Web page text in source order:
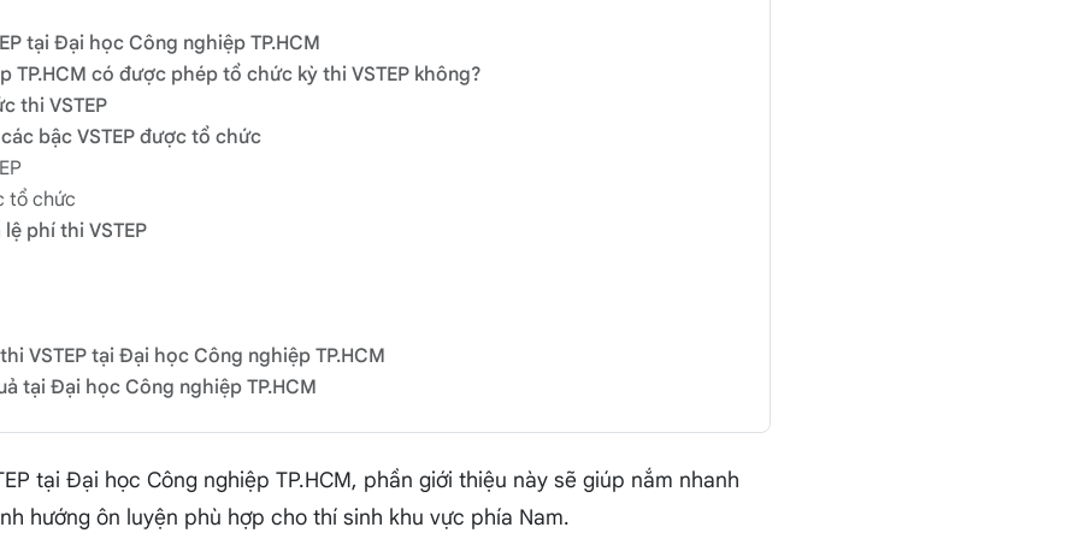
tại Đại học Công nghiệp TP.HCM
TP.HCM có được phép tổ chức kỳ thi VSTEP không?
thi VSTEP
bậc VSTEP được tổ chức
tổ chức
phí thi VSTEP
VSTEP tại Đại học Công nghiệp TP.HCM
tại Đại học Công nghiệp TP.HCM
tại Đại học Công nghiệp TP.HCM, phần giới thiệu này sẽ giúp nắm nhanh
hướng ôn luyện phù hợp cho thí sinh khu vực phía Nam.